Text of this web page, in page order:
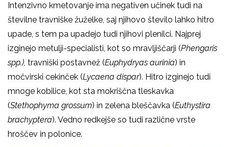
Intenzivno kmetovanje ima negativen učinek tudi na
številne travniške žuželke, saj njihovo število lahko hitro
upade, s tem pa upadejo tudi njihovi plenilci. Najprej
izginejo metulji-specialisti, kot so mravljiščarji (Phengaris
spp.), travniški postavnež (Euphydryas aurinia) in
močvirski cekinček (Lycaena dispar). Hitro izginejo tudi
mnoge kobilice, kot sta mokriščna tleskavka
(Stethophyma grossum) in zelena bleščavka (Euthystira
brachyptera). Vedno redkejše so tudi različne vrste
hroščev in polonice.